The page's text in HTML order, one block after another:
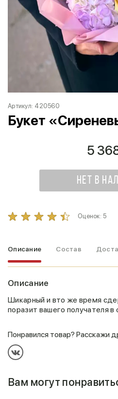
Артикул: 420560
Букет
5
НЕТ В
Оценок: 5
Описание Состав
Описание
Шикарный и вто же время
поразит вашего получателя
Понравился товар? Расскажи
Вам могут